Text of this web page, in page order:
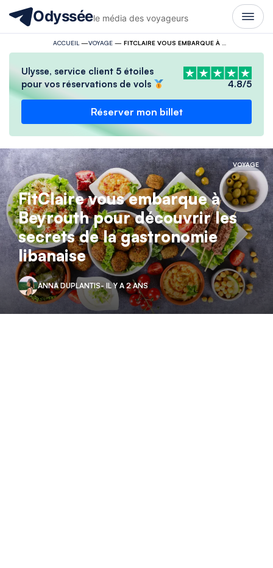
Odysséele média des voyageurs
ACCUEIL —VOYAGE—
Ulysse, service client 5 étoiles
pour vos réservations de vols
4.8/5
Réserver mon billet
VOYAGE
FitClaire vous embarque à
Beyrouth pour découvrir les
secrets de la gastronomie
libanaise
ANNA DUPLANTIS- IL Y A 2 ANS